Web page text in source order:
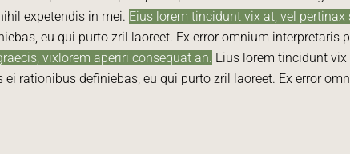
expetendis in mei. Eius lorem tincidunt vix at, vel pertinax
eu qui purto zril laoreet. Ex error omnium interpretaris
vixlorem aperiri consequat an. Eius lorem tincidunt vix
rationibus definiebas, eu qui purto zril laoreet. Ex error